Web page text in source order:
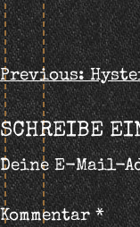
BEITRAGS-
NAVIGATION
Previous:
SCHREIBE
Deine E-Mail-
Kommentar*